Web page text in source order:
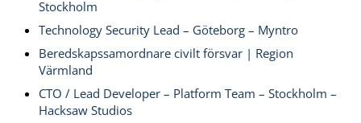
Stockholm
Technology Security Lead – Göteborg – Myntro
Beredskapssamordnare civilt försvar | Region
Värmland
CTO / Lead Developer – Platform Team – Stockholm –
Hacksaw Studios